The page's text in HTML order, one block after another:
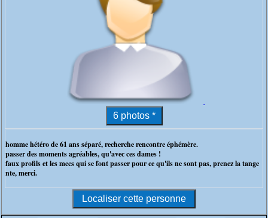
homme hétéro de 61 ans séparé, recherche rencontre éphémère.
passer des moments agréables, qu'avec ces dames !
faux profils et les mecs qui se font passer pour ce qu'ils ne sont pas, prenez la tange
nte, merci.